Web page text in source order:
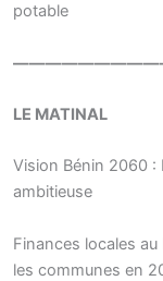
potable
LE MATINAL
Vision Bénin 2060 :
ambitieuse
Finances locales
les communes en